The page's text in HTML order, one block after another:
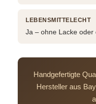
LEBENSMITTELECHT
Ja – ohne Lacke oder
Handgefertigte
Hersteller aus